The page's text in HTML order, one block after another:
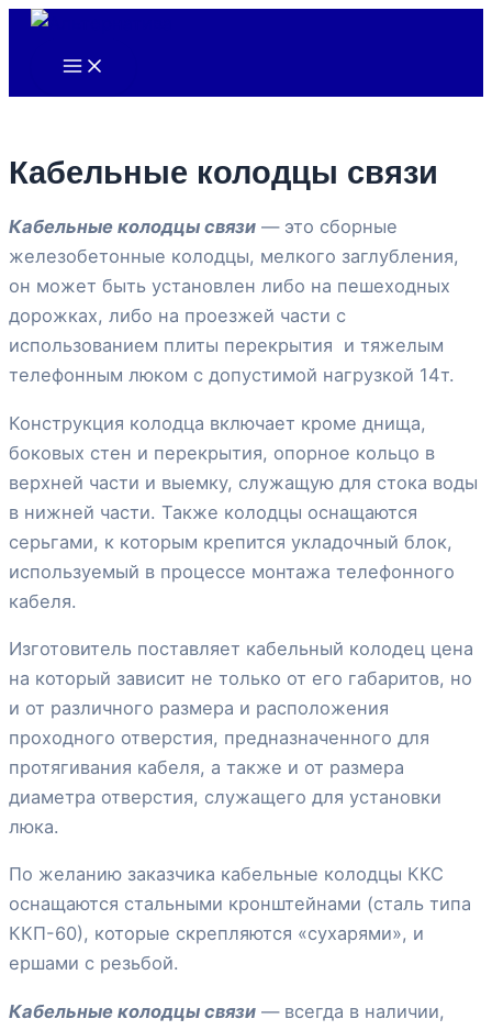
Перейти
содержимому
Main
Кабельные колодцы связи
Кабельные колодцы связи — это сборные
железобетонные колодцы, мелкого заглубления,
он может быть установлен либо на пешеходных
дорожках, либо на проезжей части с
использованием плиты перекрытия и тяжелым
телефонным люком с допустимой нагрузкой 14т.
Конструкция колодца включает кроме днища,
боковых стен и перекрытия, опорное кольцо в
верхней части и выемку, служащую для стока воды
в нижней части. Также колодцы оснащаются
серьгами, к которым крепится укладочный блок,
используемый в процессе монтажа телефонного
кабеля.
Изготовитель поставляет кабельный колодец цена
на который зависит не только от его габаритов, но
и от различного размера и расположения
проходного отверстия, предназначенного для
протягивания кабеля, а также и от размера
диаметра отверстия, служащего для установки
люка.
По желанию заказчика кабельные колодцы ККС
оснащаются стальными кронштейнами (сталь типа
ККП-60), которые скрепляются «сухарями», и
ершами с резьбой.
Кабельные колодцы связи — всегда в наличии,